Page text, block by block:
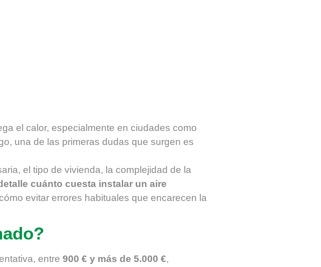
el calor, especialmente en ciudades como
una de las primeras dudas que surgen es
el tipo de vivienda, la complejidad de la
cuánto cuesta instalar un aire
evitar errores habituales que encarecen la
entre 900 € y más de 5.000 €,